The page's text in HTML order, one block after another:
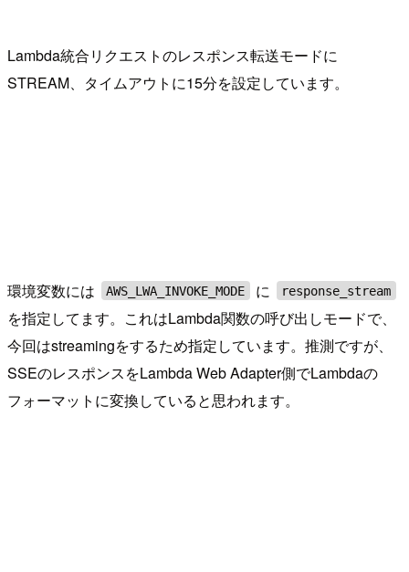
Lambda統合リクエストのレスポンス転送モードに
STREAM、タイムアウトに15分を設定しています。
環境変数には AWS_LWA_INVOKE_MODE に response_stream
を指定してます。これはLambda関数の呼び出しモードで、
今回はstreamingをするため指定しています。推測ですが、
SSEのレスポンスをLambda Web Adapter側でLambdaの
フォーマットに変換していると思われます。